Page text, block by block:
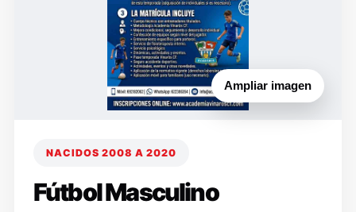
Ampliar imagen
NACIDOS 2008 A 2020
Fútbol Masculino